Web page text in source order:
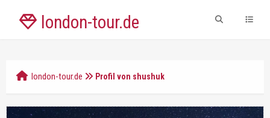
london-tour.de
london-tour.de Profil von shushuk